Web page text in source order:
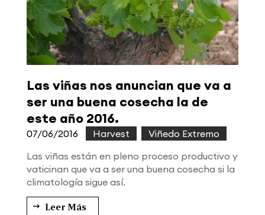
Las viñas nos anuncian que va a
ser una buena cosecha la de
este año 2016.
07/06/2016 Harvest
Viñedo Extremo
Las viñas están en pleno proceso productivo y
vaticinan que va a ser una buena cosecha si la
climatología sigue así.
Leer Más